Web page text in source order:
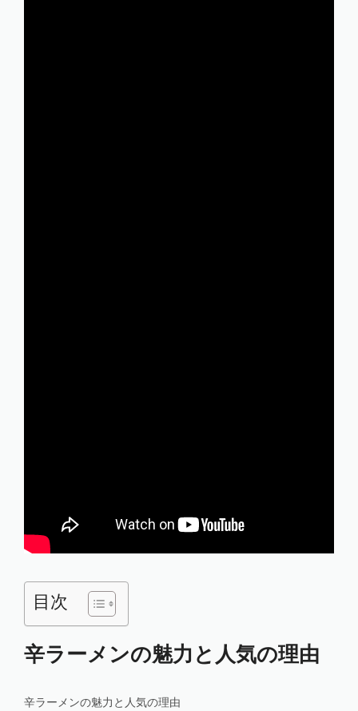
目次
辛ラーメンの魅力と人気の理由
辛ラーメンの魅力と人気の理由